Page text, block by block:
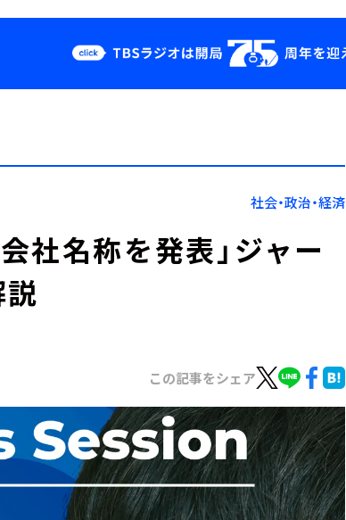
YouTube
会社情報社会・政治・経済
社名称を発表」ジャー
この記事をシェア